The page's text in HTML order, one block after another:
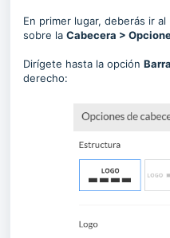
En primer lugar, deberás ir
sobre la Cabecera >
Dirígete hasta la opción
derecho: